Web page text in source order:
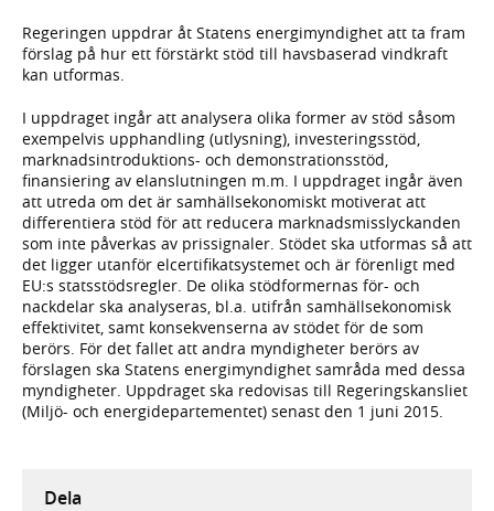
Regeringen uppdrar åt Statens energimyndighet att ta fram
förslag på hur ett förstärkt stöd till havsbaserad vindkraft
kan utformas.
I uppdraget ingår att analysera olika former av stöd såsom
exempelvis upphandling (utlysning), investeringsstöd,
marknadsintroduktions- och demonstrationsstöd,
finansiering av elanslutningen m.m. I uppdraget ingår även
att utreda om det är samhällsekonomiskt motiverat att
differentiera stöd för att reducera marknadsmisslyckanden
som inte påverkas av prissignaler. Stödet ska utformas så att
det ligger utanför elcertifikatsystemet och är förenligt med
EU:s statsstödsregler. De olika stödformernas för- och
nackdelar ska analyseras, bl.a. utifrån samhällsekonomisk
effektivitet, samt konsekvenserna av stödet för de som
berörs. För det fallet att andra myndigheter berörs av
förslagen ska Statens energimyndighet samråda med dessa
myndigheter. Uppdraget ska redovisas till Regeringskansliet
(Miljö- och energidepartementet) senast den 1 juni 2015.
Dela